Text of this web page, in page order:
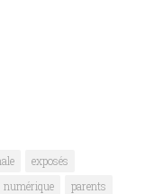
exposés
numérique
parents